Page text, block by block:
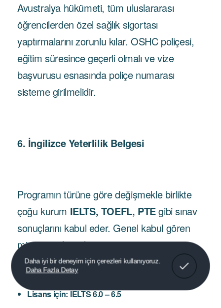
Daha iyi bir deneyim için çerezleri kullanıyoruz.
Daha Fazla Detay
Anladım!
Avustralya hükümeti, tüm uluslararası
öğrencilerden özel sağlık sigortası
yaptırmalarını zorunlu kılar. OSHC poliçesi,
eğitim süresince geçerli olmalı ve vize
başvurusu esnasında poliçe numarası
sisteme girilmelidir.
6. İngilizce Yeterlilik Belgesi
Programın türüne göre değişmekle birlikte
çoğu kurum IELTS, TOEFL, PTEgibi sınav
sonuçlarını kabul eder. Genel kabul gören
minimum düzeyler:
Lisans için: IELTS 6.0 – 6.5